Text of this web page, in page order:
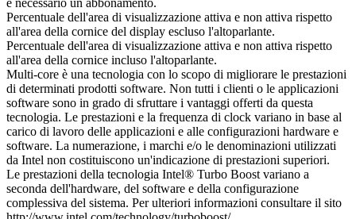
è necessario un abbonamento.
Percentuale dell'area di visualizzazione attiva e non attiva rispetto
all'area della cornice del display escluso l'altoparlante.
Percentuale dell'area di visualizzazione attiva e non attiva rispetto
all'area della cornice incluso l'altoparlante.
Multi-core è una tecnologia con lo scopo di migliorare le prestazioni
di determinati prodotti software. Non tutti i clienti o le applicazioni
software sono in grado di sfruttare i vantaggi offerti da questa
tecnologia. Le prestazioni e la frequenza di clock variano in base al
carico di lavoro delle applicazioni e alle configurazioni hardware e
software. La numerazione, i marchi e/o le denominazioni utilizzati
da Intel non costituiscono un'indicazione di prestazioni superiori.
Le prestazioni della tecnologia Intel® Turbo Boost variano a
seconda dell'hardware, del software e della configurazione
complessiva del sistema. Per ulteriori informazioni consultare il sito